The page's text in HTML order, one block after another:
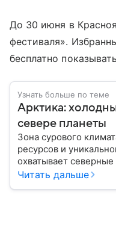
До 30 июня в
фестиваля».
бесплатно
Узнать больше по теме
Арктика:
севере планеты
Зона сурового
ресурсов и
охватывает
акваторию Северного
Читать дальше